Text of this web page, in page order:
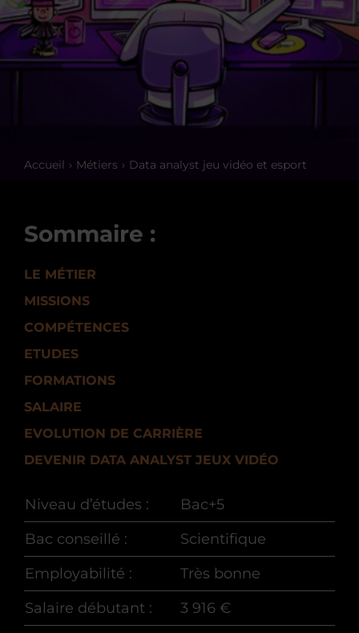
Accueil Métiers Data analyst jeu vidéo et esport
Sommaire :
LE MÉTIER
MISSIONS
COMPÉTENCES
ETUDES
FORMATIONS
SALAIRE
EVOLUTION DE CARRIÈRE
DEVENIR DATA ANALYST JEUX VIDÉO
Niveau d’études :
Bac+5
Bac conseillé :
Scientifique
Employabilité :
Très bonne
Salaire débutant :
3 916 €